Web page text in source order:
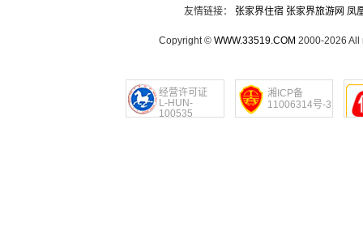
友情链接： 张家界住宿 张家界旅游网 凤
Copyright © WWW.33519.COM 2000-2026 All
经营许可证
L-HUN-
100535
湘ICP备
11006314号-3